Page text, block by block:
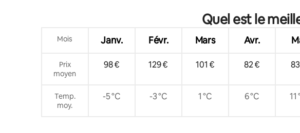
Quel est le
Mois Janv. Févr. Mars Avr.
Prix
moyen
98 € 129 € 101 € 82 €
Temp.
moy.
-5 °C -3 °C 1 °C 6 °C 11